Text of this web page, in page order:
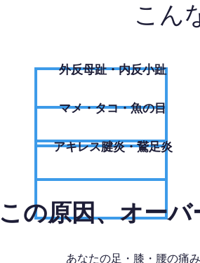
こん
外反母趾・内反小趾
​マメ・タコ・魚の目
アキレス腱炎・鵞足炎
この原因、オーバ
あなたの足・膝・腰の痛